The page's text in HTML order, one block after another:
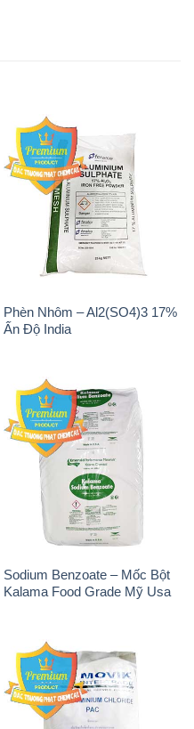
Phèn Nhôm – Al2(SO4)3 17%
Ấn Độ India
Sodium Benzoate – Mốc Bột
Kalama Food Grade Mỹ Usa